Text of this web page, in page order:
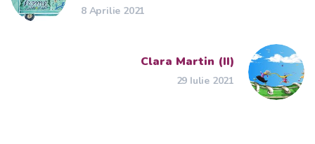
8 Aprilie 2021
Clara Martin (II)
29 Iulie 2021